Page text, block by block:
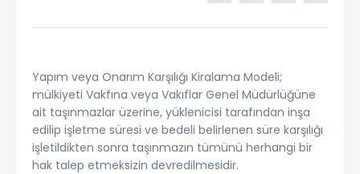
Yapım veya Onarım Karşılığı Kiralama Modeli;
mülkiyeti Vakfına veya Vakıflar Genel Müdürlüğüne
ait taşınmazlar üzerine, yüklenicisi tarafından inşa
edilip işletme süresi ve bedeli belirlenen süre karşılığı
işletildikten sonra taşınmazın tümünü herhangi bir
hak talep etmeksizin devredilmesidir.